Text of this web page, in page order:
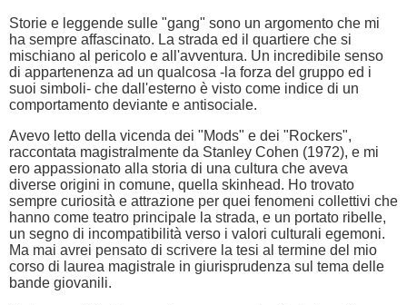
Storie e leggende sulle "gang" sono un argomento che mi
ha sempre affascinato. La strada ed il quartiere che si
mischiano al pericolo e all'avventura. Un incredibile senso
di appartenenza ad un qualcosa -la forza del gruppo ed i
suoi simboli- che dall'esterno è visto come indice di un
comportamento deviante e antisociale.
Avevo letto della vicenda dei "Mods" e dei "Rockers",
raccontata magistralmente da Stanley Cohen (1972), e mi
ero appassionato alla storia di una cultura che aveva
diverse origini in comune, quella skinhead. Ho trovato
sempre curiosità e attrazione per quei fenomeni collettivi che
hanno come teatro principale la strada, e un portato ribelle,
un segno di incompatibilità verso i valori culturali egemoni.
Ma mai avrei pensato di scrivere la tesi al termine del mio
corso di laurea magistrale in giurisprudenza sul tema delle
bande giovanili.